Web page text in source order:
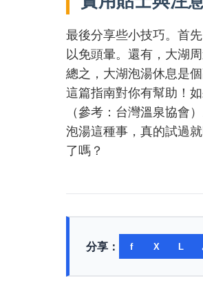
最後分享些小技巧。首
以免頭暈。還有，大湖
總之，大湖泡湯休息是
這篇指南對你有幫助！
（參考： 台灣溫泉協會 ）
泡湯這種事，真的試過
了嗎？
分享： f X L